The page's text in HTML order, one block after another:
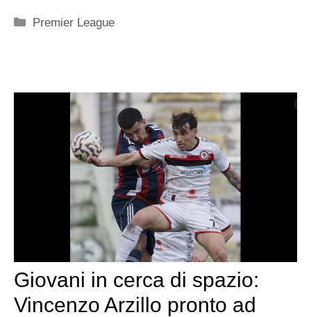
Categorie
Premier League
Giovani in cerca di spazio:
Vincenzo Arzillo pronto ad